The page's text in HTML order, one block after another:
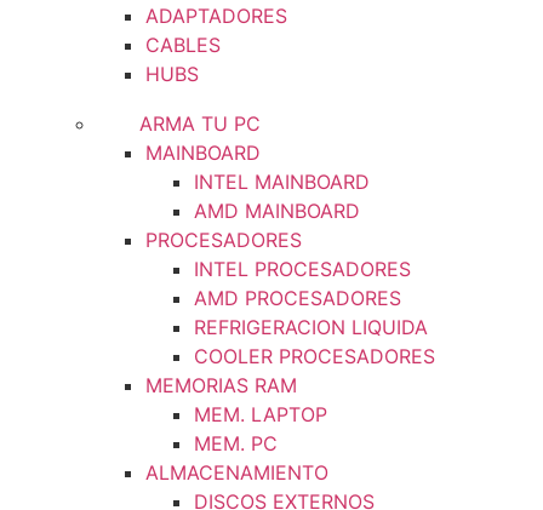
ADAPTADORES
CABLES
HUBS
ARMA TU PC
MAINBOARD
INTEL MAINBOARD
AMD MAINBOARD
PROCESADORES
INTEL PROCESADORES
AMD PROCESADORES
REFRIGERACION LIQUIDA
COOLER PROCESADORES
MEMORIAS RAM
MEM. LAPTOP
MEM. PC
ALMACENAMIENTO
DISCOS EXTERNOS